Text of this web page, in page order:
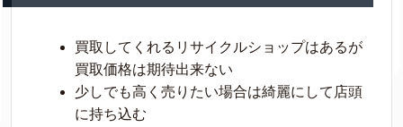
買取してくれるリサイクルショップはあるが
買取価格は期待出来ない
少しでも高く売りたい場合は綺麗にして店頭
に持ち込む